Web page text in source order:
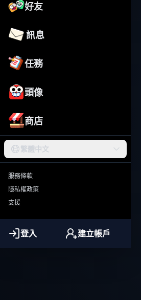
好友
訊息
任務
頭像
商店
繁體中文
服務條款
隱私權政策
支援
登入 建立帳戶